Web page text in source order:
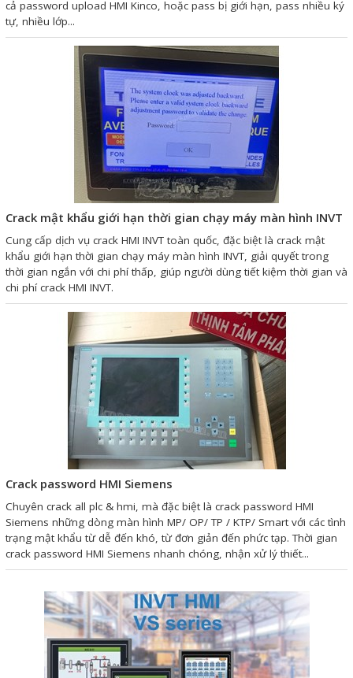
cả password upload HMI Kinco, hoặc pass bị giới hạn, pass nhiều ký
tự, nhiều lớp...
Crack mật khẩu giới hạn thời gian chạy máy màn hình INVT
Cung cấp dịch vụ crack HMI INVT toàn quốc, đặc biệt là crack mật
khẩu giới hạn thời gian chạy máy màn hình INVT, giải quyết trong
thời gian ngắn với chi phí thấp, giúp người dùng tiết kiệm thời gian và
chi phí crack HMI INVT.
Crack password HMI Siemens
Chuyên crack all plc & hmi, mà đặc biệt là crack password HMI
Siemens những dòng màn hình MP/ OP/ TP / KTP/ Smart với các tình
trạng mật khẩu từ dễ đến khó, từ đơn giản đến phức tạp. Thời gian
crack password HMI Siemens nhanh chóng, nhận xử lý thiết...
Liên hệ
TRÊN MẠNG XÃ HỘI
Facebook
Gọi cho chúng tôi
Nhắn tin
COPYRIGHT 2018. ALL RIGHTS RESERVED